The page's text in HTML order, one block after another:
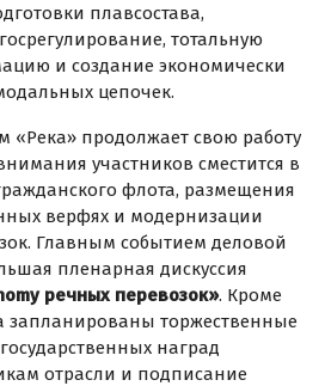
плавсостава,
тотальную
и создание экономически
цепочек.
«Река» продолжает свою работу
участников сместится в
флота, размещения
верфях и модернизации
Главным событием деловой
пленарная дискуссия
речных перевозок». Кроме
запланированы торжественные
наград
отрасли и подписание